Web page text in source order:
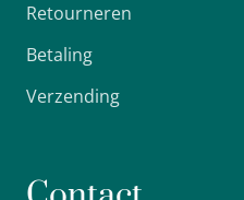
Retourneren
Betaling
Verzending